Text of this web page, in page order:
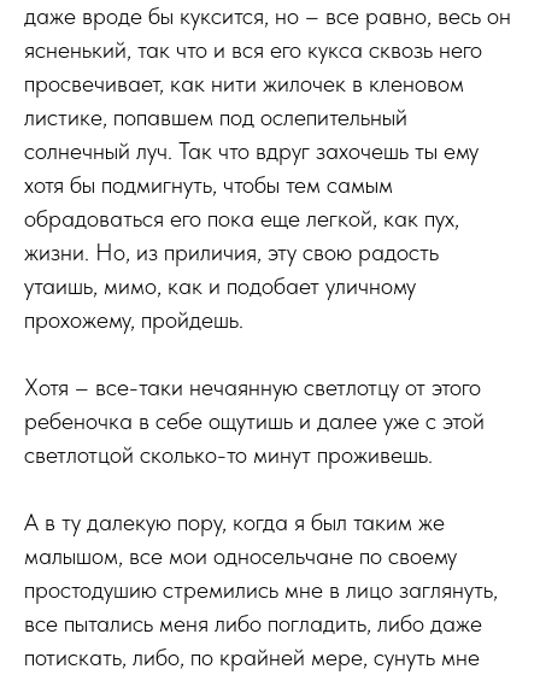
даже вроде бы куксится, но – все равно, весь он
ясненький, так что и вся его кукса сквозь него
просвечивает, как нити жилочек в кленовом
листике, попавшем под ослепительный
солнечный луч. Так что вдруг захочешь ты ему
хотя бы подмигнуть, чтобы тем самым
обрадоваться его пока еще легкой, как пух,
жизни. Но, из приличия, эту свою радость
утаишь, мимо, как и подобает уличному
прохожему, пройдешь.
Хотя – все-таки нечаянную светлотцу от этого
ребеночка в себе ощутишь и далее уже с этой
светлотцой сколько-то минут проживешь.
А в ту далекую пору, когда я был таким же
малышом, все мои односельчане по своему
простодушию стремились мне в лицо заглянуть,
все пытались меня либо погладить, либо даже
потискать, либо, по крайней мере, сунуть мне